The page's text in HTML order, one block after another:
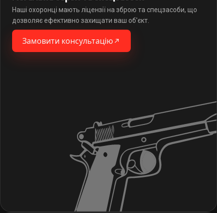
Наші охоронці мають ліцензії на зброю та спецзасоби, що
дозволяє ефективно захищати ваш об'єкт.
Замовити консультацію